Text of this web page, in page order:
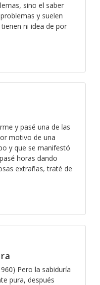
sino el saber
y suelen
ni idea de por
y pasé una de las
motivo de una
y que se manifestó
horas dando
extrañas, traté de
Pero la sabiduría
pura, después